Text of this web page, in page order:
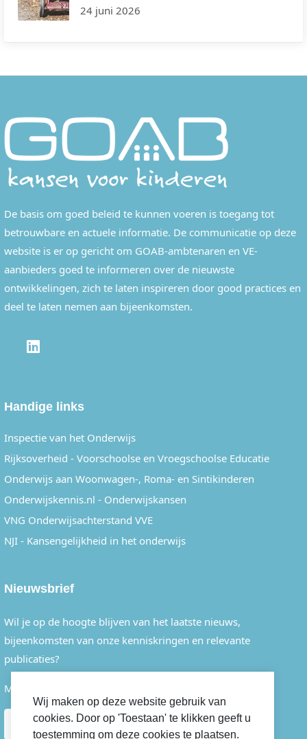
Wij maken op deze website gebruik van
cookies. Door op 'Toestaan' te klikken geeft u
toestemming om deze cookies te plaatsen.
24 juni 2026
De basis om goed beleid te kunnen voeren is toegang tot
betrouwbare en actuele informatie. De communicatie op deze
website is er op gericht om GOAB-ambtenaren en VE-
aanbieders goed te informeren over de nieuwste
ontwikkelingen, zich te laten inspireren door good practices en
deel te laten nemen aan bijeenkomsten.
Handige links
Inspectie van het Onderwijs
Rijksoverheid - Voorschoolse en Vroegschoolse Educatie
Onderwijs aan Woonwagen-, Roma- en Sintikinderen
Onderwijskennis.nl - Onderwijskansen
VNG Onderwijsachterstand VVE
NJI - Kansengelijkheid in het onderwijs
Nieuwsbrief
Wil je op de hoogte blijven van het laatste nieuws,
bijeenkomsten van onze kenniskringen en relevante
publicaties?
Meld je dan eenvoudig aan voor onze nieuwsbrief.
AANMELDEN